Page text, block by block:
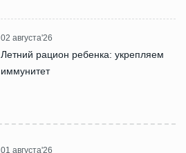
02 августа'26
Летний рацион ребенка: укрепляем
иммунитет
01 августа'26